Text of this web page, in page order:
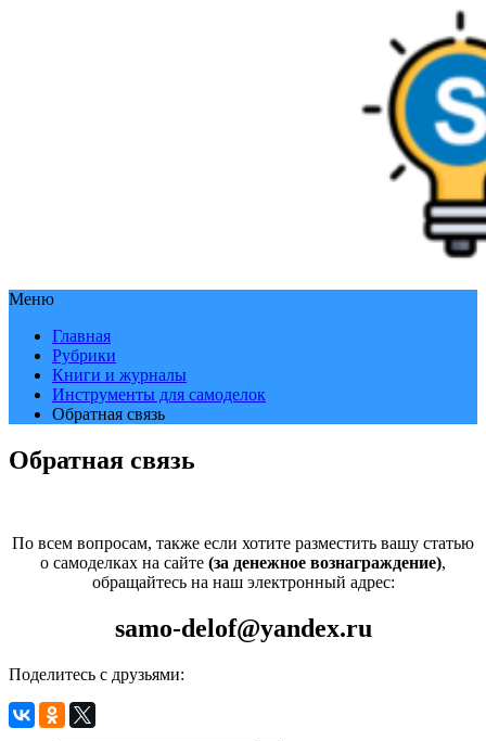
Меню
Главная
Рубрики
Книги и журналы
Инструменты для самоделок
Обратная связь
Обратная связь
По всем вопросам, также если хотите разместить вашу статью
о самоделках на сайте (за денежное вознаграждение),
обращайтесь на наш электронный адрес:
samo-delof@yandex.ru
Поделитесь с друзьями: